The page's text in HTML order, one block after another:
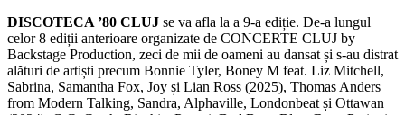
DISCOTECA ’80 CLUJ se va afla la a 9-a ediție. De-a lungul
celor 8 ediții anterioare organizate de CONCERTE CLUJ by
Backstage Production, zeci de mii de oameni au dansat și s-au distrat
alături de artiști precum Bonnie Tyler, Boney M feat. Liz Mitchell,
Sabrina, Samantha Fox, Joy și Lian Ross (2025), Thomas Anders
from Modern Talking, Sandra, Alphaville, Londonbeat și Ottawan